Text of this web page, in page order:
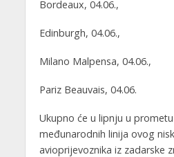
Bordeaux, 04.06.,
Edinburgh, 04.06.,
Milano Malpensa, 04.06.,
Pariz Beauvais, 04.06.
Ukupno će u lipnju u
međunarodnih linija ovog
avioprijevoznika iz zadarske